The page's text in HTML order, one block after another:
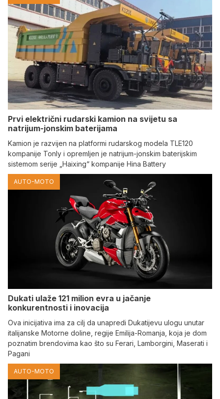
Prvi električni rudarski kamion na svijetu sa
natrijum-jonskim baterijama
Kamion je razvijen na platformi rudarskog modela TLE120
kompanije Tonly i opremljen je natrijum-jonskim baterijskim
sistemom serije „Haixing“ kompanije Hina Battery
AUTO-MOTO
Dukati ulaže 121 milion evra u jačanje
konkurentnosti i inovacija
Ova inicijativa ima za cilj da unapredi Dukatijevu ulogu unutar
italijanske Motorne doline, regije Emilija-Romanja, koja je dom
poznatim brendovima kao što su Ferari, Lamborgini, Maserati i
Pagani
AUTO-MOTO